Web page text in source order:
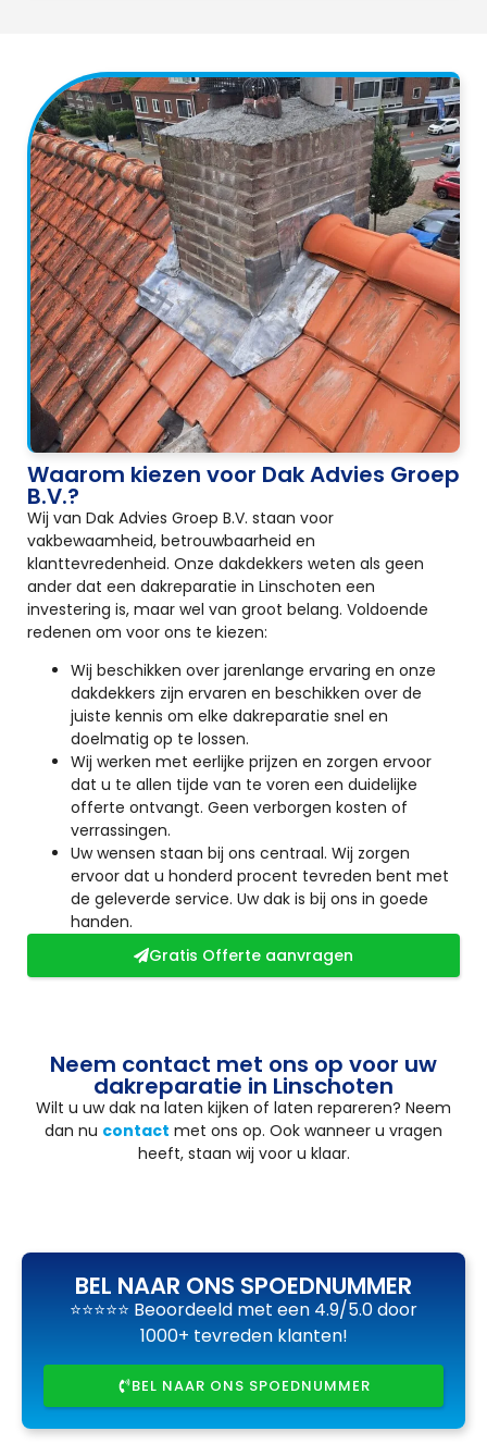
Waarom kiezen voor Dak Advies Groep
B.V.?
Wij van Dak Advies Groep B.V. staan voor
vakbewaamheid, betrouwbaarheid en
klanttevredenheid. Onze dakdekkers weten als geen
ander dat een dakreparatie in Linschoten een
investering is, maar wel van groot belang. Voldoende
redenen om voor ons te kiezen:
Wij beschikken over jarenlange ervaring en onze
dakdekkers zijn ervaren en beschikken over de
juiste kennis om elke dakreparatie snel en
doelmatig op te lossen.
Wij werken met eerlijke prijzen en zorgen ervoor
dat u te allen tijde van te voren een duidelijke
offerte ontvangt. Geen verborgen kosten of
verrassingen.
Uw wensen staan bij ons centraal. Wij zorgen
ervoor dat u honderd procent tevreden bent met
de geleverde service. Uw dak is bij ons in goede
handen.
Gratis Offerte aanvragen
Neem contact met ons op voor uw
dakreparatie in Linschoten
Wilt u uw dak na laten kijken of laten repareren? Neem
dan nu contact met ons op. Ook wanneer u vragen
heeft, staan wij voor u klaar.
BEL NAAR ONS SPOEDNUMMER
⭐⭐⭐⭐⭐ Beoordeeld met een 4.9/5.0 door
1000+ tevreden klanten!
BEL NAAR ONS SPOEDNUMMER